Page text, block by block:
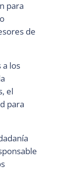
para
de
los
el
para